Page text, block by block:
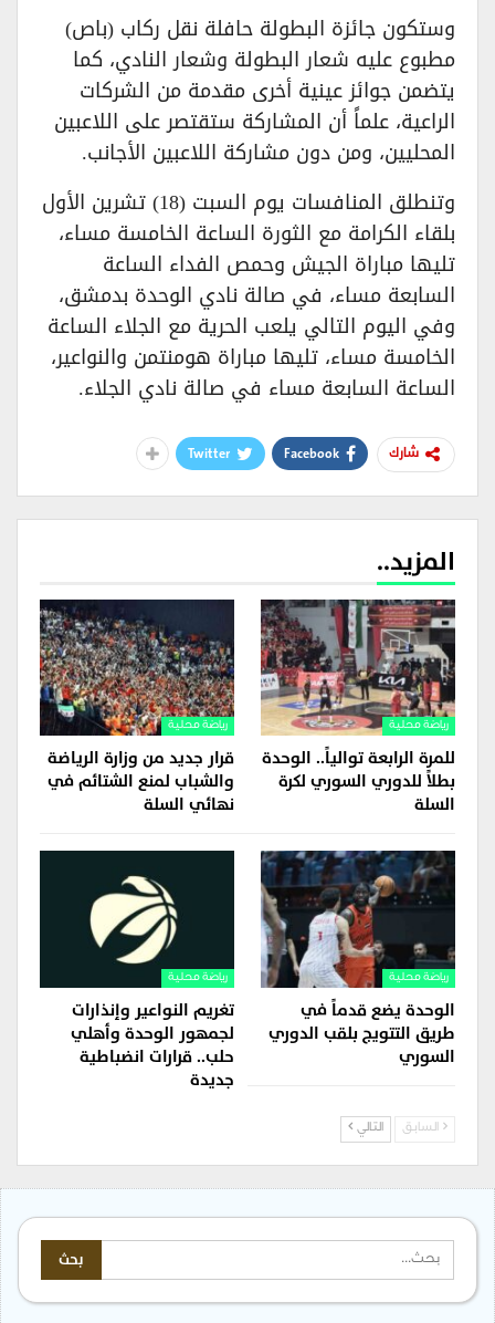
وستكون جائزة البطولة حافلة نقل ركاب (باص)
مطبوع عليه شعار البطولة وشعار النادي، كما
يتضمن جوائز عينية أخرى مقدمة من الشركات
الراعية، علماً أن المشاركة ستقتصر على اللاعبين
المحليين، ومن دون مشاركة اللاعبين الأجانب.
وتنطلق المنافسات يوم السبت (18) تشرين الأول
بلقاء الكرامة مع الثورة الساعة الخامسة مساء،
تليها مباراة الجيش وحمص الفداء الساعة
السابعة مساء، في صالة نادي الوحدة بدمشق،
وفي اليوم التالي يلعب الحرية مع الجلاء الساعة
الخامسة مساء، تليها مباراة هومنتمن والنواعير،
الساعة السابعة مساء في صالة نادي الجلاء.
شارك Facebook
Twitter
المزيد..
رياضة محلية
للمرة الرابعة توالياً.. الوحدة
بطلاً للدوري السوري لكرة
السلة
رياضة محلية
قرار جديد من وزارة الرياضة
والشباب لمنع الشتائم في
نهائي السلة
رياضة محلية
الوحدة يضع قدماً في
طريق التتويج بلقب الدوري
السوري
رياضة محلية
تغريم النواعير وإنذارات
لجمهور الوحدة وأهلي
حلب.. قرارات انضباطية
جديدة
السابق التالي